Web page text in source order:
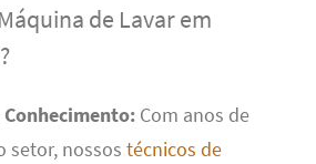
de Lavar em
Conhecimento: Com anos de
setor, nossos técnicos de